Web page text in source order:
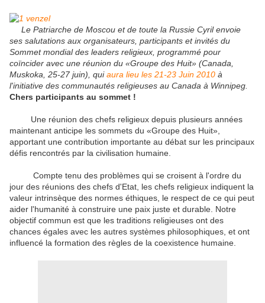
Le Patriarche de Moscou et de toute la Russie Cyril envoie
ses salutations aux organisateurs, participants et invités du
Sommet mondial des leaders religieux, programmé pour
coïncider avec une réunion du «Groupe des Huit» (Canada,
Muskoka, 25-27 juin), quiaura lieu les 21-23 Juin 2010 à
l'initiative des communautés religieuses au Canada à Winnipeg.
Chers participants au sommet !
Une réunion des chefs religieux depuis plusieurs années
maintenant anticipe les sommets du «Groupe des Huit»,
apportant une contribution importante au débat sur les principaux
défis rencontrés par la civilisation humaine.
Compte tenu des problèmes qui se croisent à l'ordre du
jour des réunions des chefs d'Etat, les chefs religieux indiquent la
valeur intrinsèque des normes éthiques, le respect de ce qui peut
aider l'humanité à construire une paix juste et durable. Notre
objectif commun est que les traditions religieuses ont des
chances égales avec les autres systèmes philosophiques, et ont
influencé la formation des règles de la coexistence humaine.